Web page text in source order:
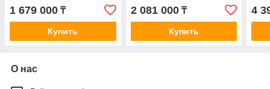
1 679 000 ₸
Купить
2 081 000₸
Купить
4
О нас